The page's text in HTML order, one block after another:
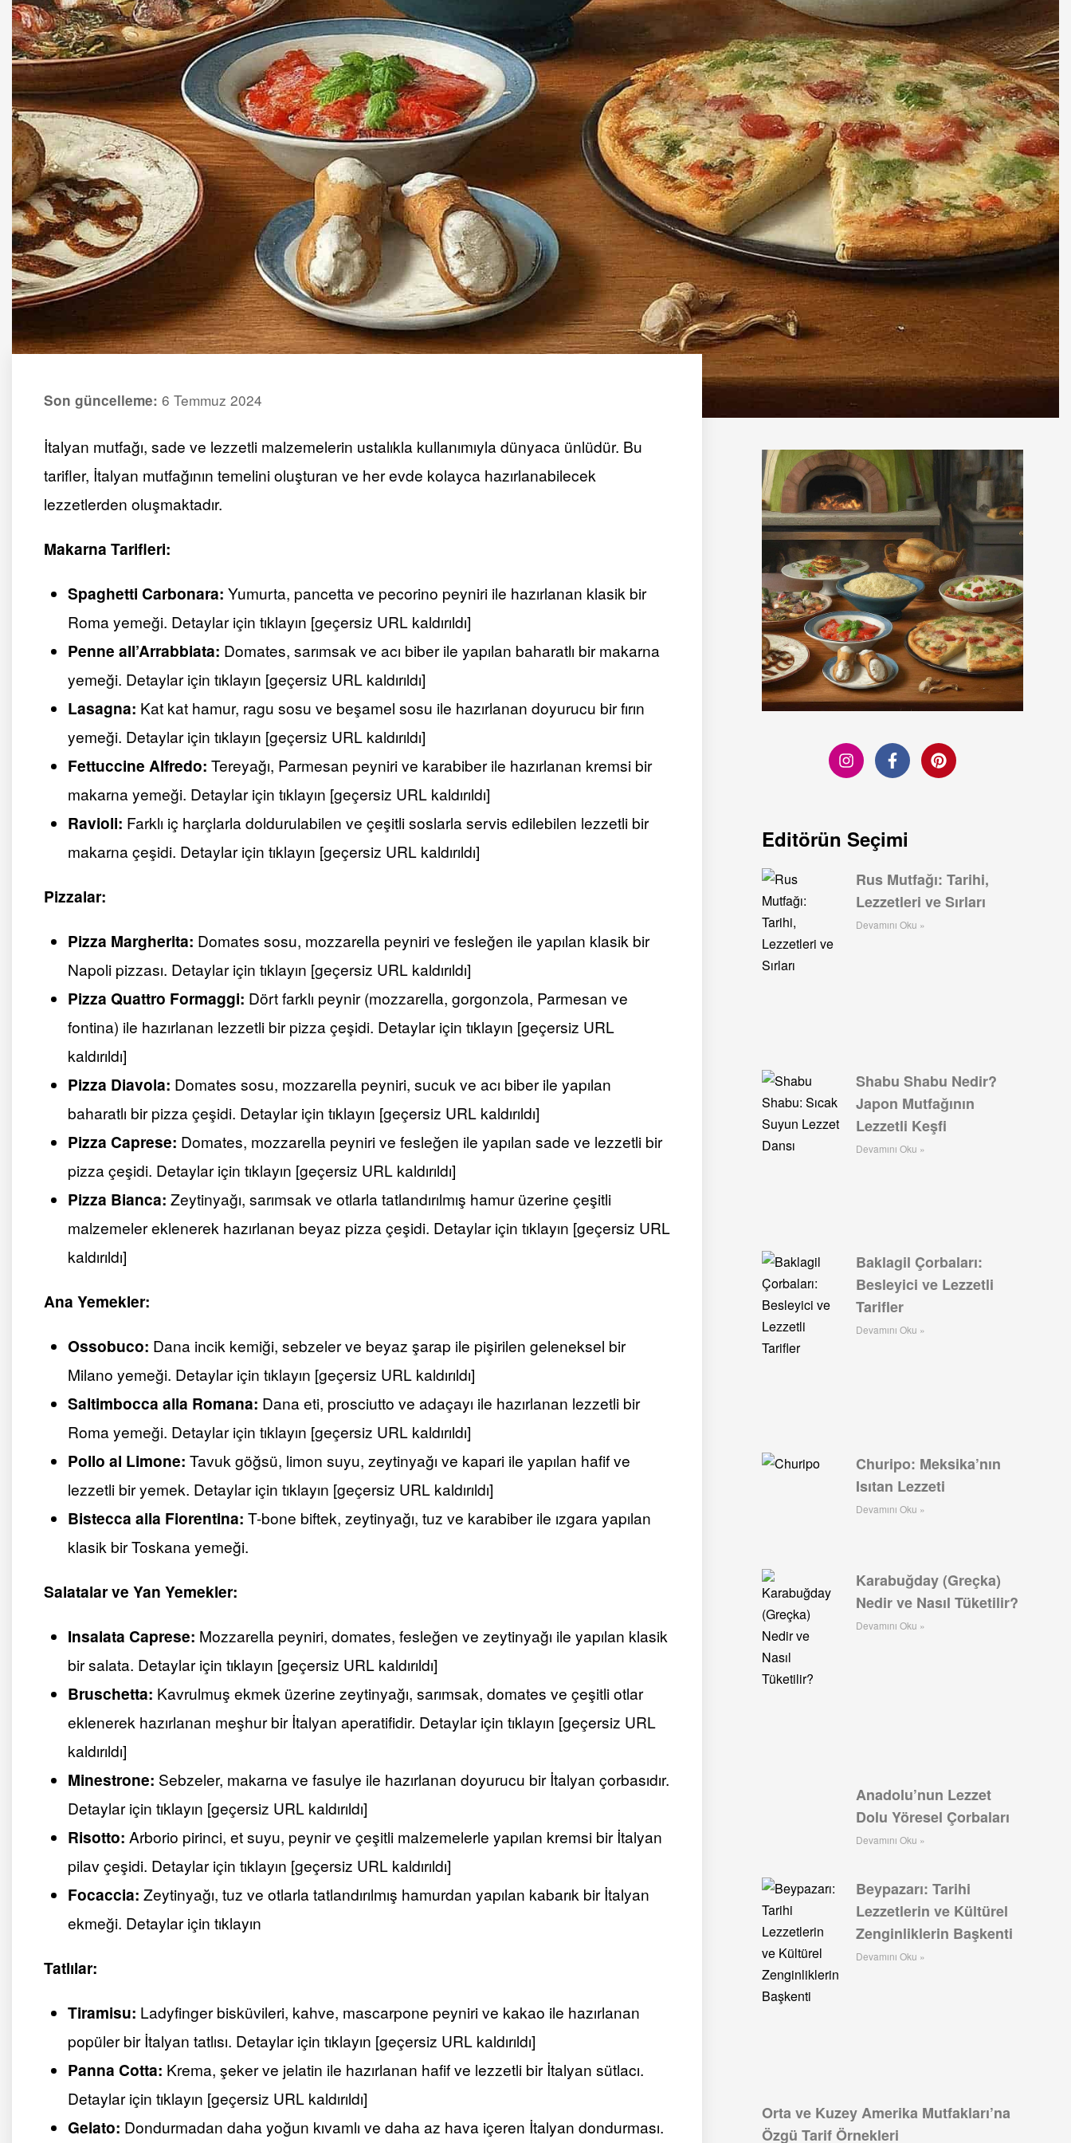
Son güncelleme: 6 Temmuz 2024
İtalyan mutfağı, sade ve lezzetli malzemelerin ustalıkla kullanımıyla dünyaca ünlüdür. Bu
tarifler, İtalyan mutfağının temelini oluşturan ve her evde kolayca hazırlanabilecek
lezzetlerden oluşmaktadır.
Makarna Tarifleri:
Spaghetti Carbonara: Yumurta, pancetta ve pecorino peyniri ile hazırlanan klasik bir
Roma yemeği. Detaylar için tıklayın [geçersiz URL kaldırıldı]
Penne all’Arrabbiata: Domates, sarımsak ve acı biber ile yapılan baharatlı bir makarna
yemeği. Detaylar için tıklayın [geçersiz URL kaldırıldı]
Lasagna: Kat kat hamur, ragu sosu ve beşamel sosu ile hazırlanan doyurucu bir fırın
yemeği. Detaylar için tıklayın [geçersiz URL kaldırıldı]
Fettuccine Alfredo: Tereyağı, Parmesan peyniri ve karabiber ile hazırlanan kremsi bir
makarna yemeği. Detaylar için tıklayın [geçersiz URL kaldırıldı]
Ravioli: Farklı iç harçlarla doldurulabilen ve çeşitli soslarla servis edilebilen lezzetli bir
makarna çeşidi. Detaylar için tıklayın [geçersiz URL kaldırıldı]
Pizzalar:
Pizza Margherita: Domates sosu, mozzarella peyniri ve fesleğen ile yapılan klasik bir
Napoli pizzası. Detaylar için tıklayın [geçersiz URL kaldırıldı]
Pizza Quattro Formaggi: Dört farklı peynir (mozzarella, gorgonzola, Parmesan ve
fontina) ile hazırlanan lezzetli bir pizza çeşidi. Detaylar için tıklayın [geçersiz URL
kaldırıldı]
Pizza Diavola: Domates sosu, mozzarella peyniri, sucuk ve acı biber ile yapılan
baharatlı bir pizza çeşidi. Detaylar için tıklayın [geçersiz URL kaldırıldı]
Pizza Caprese: Domates, mozzarella peyniri ve fesleğen ile yapılan sade ve lezzetli bir
pizza çeşidi. Detaylar için tıklayın [geçersiz URL kaldırıldı]
Pizza Bianca: Zeytinyağı, sarımsak ve otlarla tatlandırılmış hamur üzerine çeşitli
malzemeler eklenerek hazırlanan beyaz pizza çeşidi. Detaylar için tıklayın [geçersiz URL
kaldırıldı]
Ana Yemekler:
Ossobuco: Dana incik kemiği, sebzeler ve beyaz şarap ile pişirilen geleneksel bir
Milano yemeği. Detaylar için tıklayın [geçersiz URL kaldırıldı]
Saltimbocca alla Romana: Dana eti, prosciutto ve adaçayı ile hazırlanan lezzetli bir
Roma yemeği. Detaylar için tıklayın [geçersiz URL kaldırıldı]
Pollo al Limone: Tavuk göğsü, limon suyu, zeytinyağı ve kapari ile yapılan hafif ve
lezzetli bir yemek. Detaylar için tıklayın [geçersiz URL kaldırıldı]
Bistecca alla Fiorentina: T-bone biftek, zeytinyağı, tuz ve karabiber ile ızgara yapılan
klasik bir Toskana yemeği.
Salatalar ve Yan Yemekler:
Insalata Caprese: Mozzarella peyniri, domates, fesleğen ve zeytinyağı ile yapılan klasik
bir salata. Detaylar için tıklayın [geçersiz URL kaldırıldı]
Bruschetta: Kavrulmuş ekmek üzerine zeytinyağı, sarımsak, domates ve çeşitli otlar
eklenerek hazırlanan meşhur bir İtalyan aperatifidir. Detaylar için tıklayın [geçersiz URL
kaldırıldı]
Minestrone: Sebzeler, makarna ve fasulye ile hazırlanan doyurucu bir İtalyan çorbasıdır.
Detaylar için tıklayın [geçersiz URL kaldırıldı]
Risotto: Arborio pirinci, et suyu, peynir ve çeşitli malzemelerle yapılan kremsi bir İtalyan
pilav çeşidi. Detaylar için tıklayın [geçersiz URL kaldırıldı]
Focaccia: Zeytinyağı, tuz ve otlarla tatlandırılmış hamurdan yapılan kabarık bir İtalyan
ekmeği. Detaylar için tıklayın
Tatlılar:
Tiramisu: Ladyfinger bisküvileri, kahve, mascarpone peyniri ve kakao ile hazırlanan
popüler bir İtalyan tatlısı. Detaylar için tıklayın [geçersiz URL kaldırıldı]
Panna Cotta: Krema, şeker ve jelatin ile hazırlanan hafif ve lezzetli bir İtalyan sütlacı.
Detaylar için tıklayın [geçersiz URL kaldırıldı]
Gelato: Dondurmadan daha yoğun kıvamlı ve daha az hava içeren İtalyan dondurması.
Editörün Seçimi
Rus Mutfağı: Tarihi,
Lezzetleri ve Sırları
Devamını Oku »
Shabu Shabu Nedir?
Japon Mutfağının
Lezzetli Keşfi
Devamını Oku »
Baklagil Çorbaları:
Besleyici ve Lezzetli
Tarifler
Devamını Oku »
Churipo: Meksika’nın
Isıtan Lezzeti
Devamını Oku »
Karabuğday (Greçka)
Nedir ve Nasıl Tüketilir?
Devamını Oku »
Anadolu’nun Lezzet
Dolu Yöresel Çorbaları
Devamını Oku »
Beypazarı: Tarihi
Lezzetlerin ve Kültürel
Zenginliklerin Başkenti
Devamını Oku »
Orta ve Kuzey Amerika Mutfakları’na
Özgü Tarif Örnekleri